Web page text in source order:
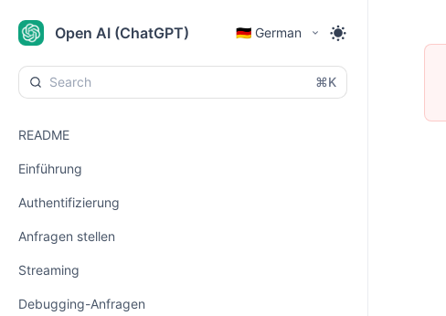
Open AI (ChatGPT) 🇩🇪 German
⌘K
README
Einführung
Authentifizierung
Anfragen stellen
Streaming
Debugging-Anfragen